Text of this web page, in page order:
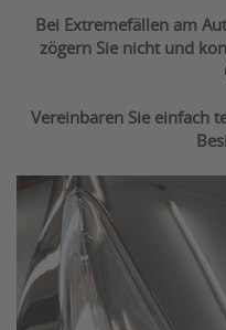
Bei Extremefällen am
zögern Sie nicht und
Vereinbaren Sie einfach